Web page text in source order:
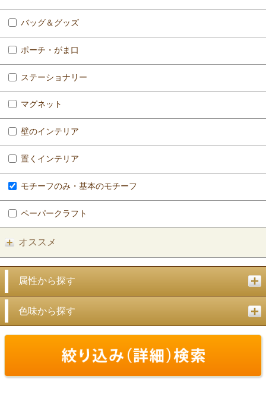
バッグ＆グッズ
ポーチ・がま口
ステーショナリー
マグネット
壁のインテリア
置くインテリア
モチーフのみ・基本のモチーフ
ペーパークラフト
オススメ
属性から探す
色味から探す